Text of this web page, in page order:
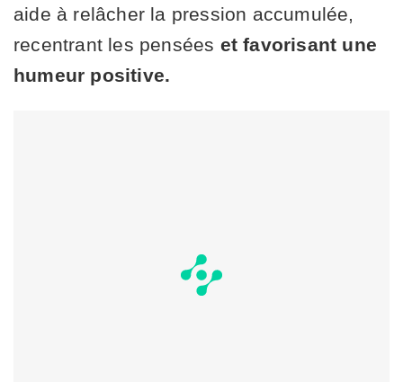
aide à relâcher la pression accumulée,
recentrant les pensées et favorisant une
humeur positive.